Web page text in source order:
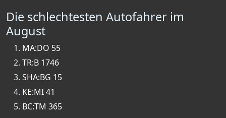
Die schlechtesten Autofahrer im
August
MA:DO 55
TR:B 1746
SHA:BG 15
KE:MI 41
BC:TM 365